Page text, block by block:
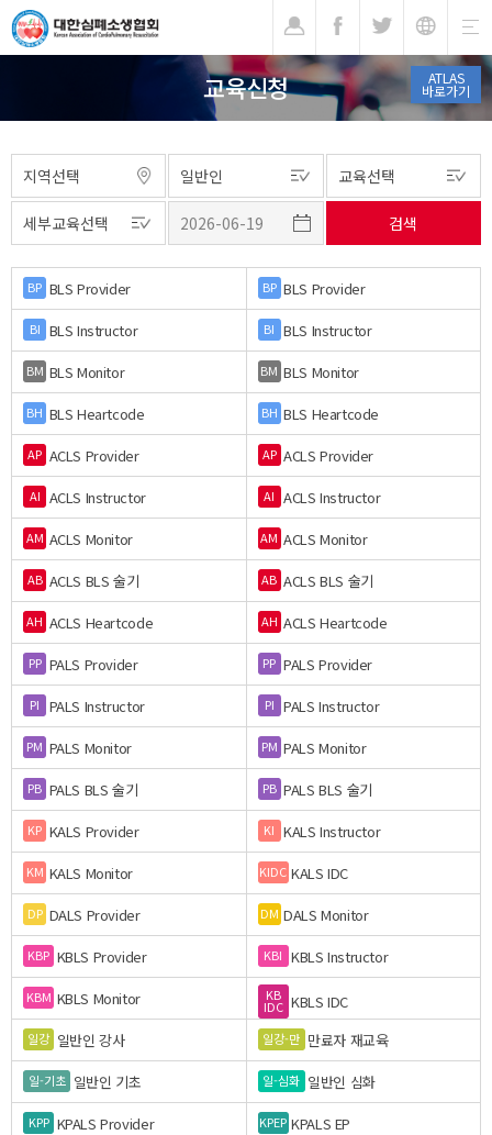
ATLAS
바로가기
교육신청
BP BLS Provider BP BLS Provider
BI BLS Instructor BI BLS Instructor
BM BLS Monitor BM BLS Monitor
BH BLS Heartcode BH BLS Heartcode
AP ACLS Provider AP ACLS Provider
AI ACLS Instructor AI ACLS Instructor
AM ACLS Monitor AM ACLS Monitor
AB ACLS BLS 술기 AB ACLS BLS 술기
AH ACLS Heartcode AH ACLS Heartcode
PP PALS Provider PP PALS Provider
PI PALS Instructor PI PALS Instructor
PM PALS Monitor PM PALS Monitor
PB PALS BLS 술기 PB PALS BLS 술기
KP KALS Provider KI KALS Instructor
KM KALS Monitor KIDC KALS IDC
DP DALS Provider DM DALS Monitor
KBP KBLS Provider KBI KBLS Instructor
KBM KBLS Monitor KB
IDC KBLS IDC
일강 일반인 강사 일강-만 만료자 재교육
일-기초 일반인 기초 일-심화 일반인 심화
KPP KPALS Provider KPEP KPALS EP